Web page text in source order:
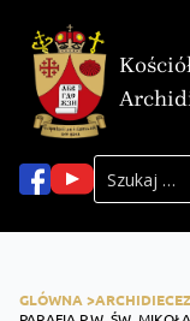
GLÓWNA >